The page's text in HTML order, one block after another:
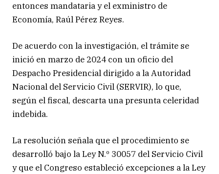
entonces mandataria y el exministro de
Economía, Raúl Pérez Reyes.
De acuerdo con la investigación, el trámite se
inició en marzo de 2024 con un oficio del
Despacho Presidencial dirigido a la Autoridad
Nacional del Servicio Civil (SERVIR), lo que,
según el fiscal, descarta una presunta celeridad
indebida.
La resolución señala que el procedimiento se
desarrolló bajo la Ley N.º 30057 del Servicio Civil
y que el Congreso estableció excepciones a la Ley